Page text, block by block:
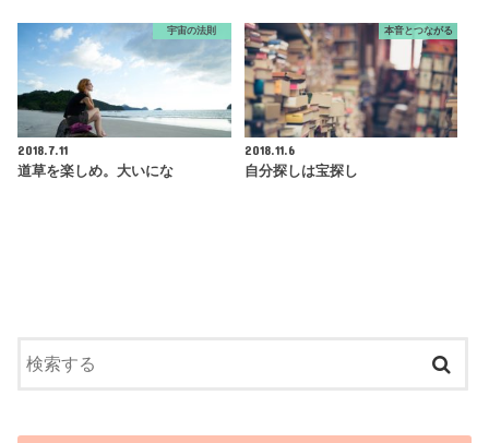
宇宙の法則
2018.7.11
道草を楽しめ。大いにな
本音とつながる
2018.11.6
自分探しは宝探し